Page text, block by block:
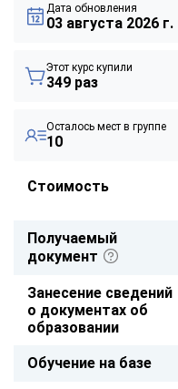
Дата обновления
03 августа 2026 г.
Этот курс купили
349 раз
Осталось мест в группе
10
Стоимость
Получаемый
документ
Занесение сведений
о документах об
образовании
Обучение на базе